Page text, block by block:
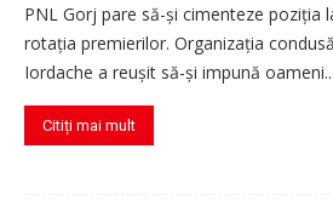
PNL Gorj pare să-și cimenteze poziția
rotația premierilor. Organizația
Iordache a reușit să-și impună oameni...
Citiți mai mult